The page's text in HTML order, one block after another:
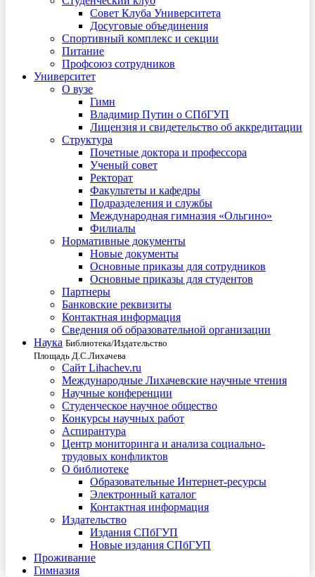
Совет Клуба Университета
Досуговые объединения
Спортивный комплекс и секции
Питание
Профсоюз сотрудников
Университет
О вузе
Гимн
Владимир Путин о СПбГУП
Лицензия и свидетельство об аккредитации
Структура
Почетные доктора и профессора
Ученый совет
Ректорат
Факультеты и кафедры
Подразделения и службы
Международная гимназия «Ольгино»
Филиалы
Нормативные документы
Новые документы
Основные приказы для сотрудников
Основные приказы для студентов
Партнеры
Банковские реквизиты
Контактная информация
Сведения об образовательной организации
Наука Библиотека/Издательство
Площадь Д.С.Лихачева
Сайт Lihachev.ru
Международные Лихачевские научные чтения
Научные конференции
Студенческое научное общество
Конкурсы научных работ
Аспирантура
Центр мониторинга и анализа социально-
трудовых конфликтов
О библиотеке
Образовательные Интернет-ресурсы
Электронный каталог
Контактная информация
Издательство
Издания СПбГУП
Новые издания СПбГУП
Проживание
Гимназия